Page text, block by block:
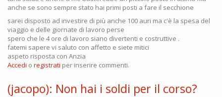
anche se sono sempre stato hai primi posti a fare il secchione
sarei disposto ad investire di più anche 100 auri ma c'è la spesa del
viaggio e delle giornate di lavoro perse
spero che le 4 ore di lavoro siano divertenti e costruttive .
fatemi sapere vi saluto con affetto e siete mitici
aspeto risposta con Anzia
Accedi o registrati per inserire commenti.
(jacopo): Non hai i soldi per il corso?